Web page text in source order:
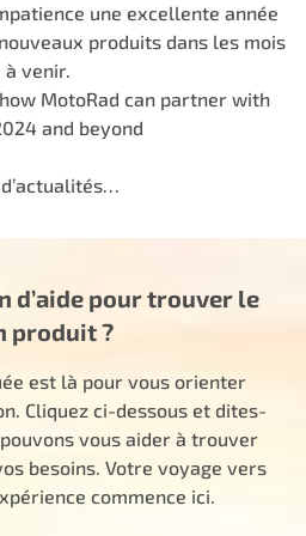
une excellente année
produits dans les mois
à venir.
MotoRad can partner with
and beyond
d’aide pour trouver le
produit ?
est là pour vous orienter
Cliquez ci-dessous et dites-
vous aider à trouver
besoins. Votre voyage vers
commence ici.